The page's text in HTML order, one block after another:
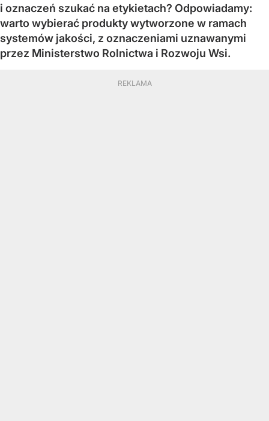
i oznaczeń szukać na etykietach? Odpowiadamy:
warto wybierać produkty wytworzone w ramach
systemów jakości, z oznaczeniami uznawanymi
przez Ministerstwo Rolnictwa i Rozwoju Wsi.